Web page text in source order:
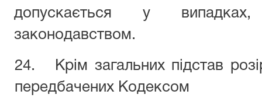
допускається у
законодавством.
24. Крім загальних підстав
передбачених Кодексом